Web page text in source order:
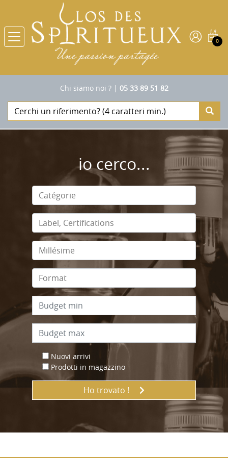
0
Chi siamo noi ?| 05 33 89 51 82
io cerco...
Nuovi arrivi
Prodotti in magazzino
Ho trovato !